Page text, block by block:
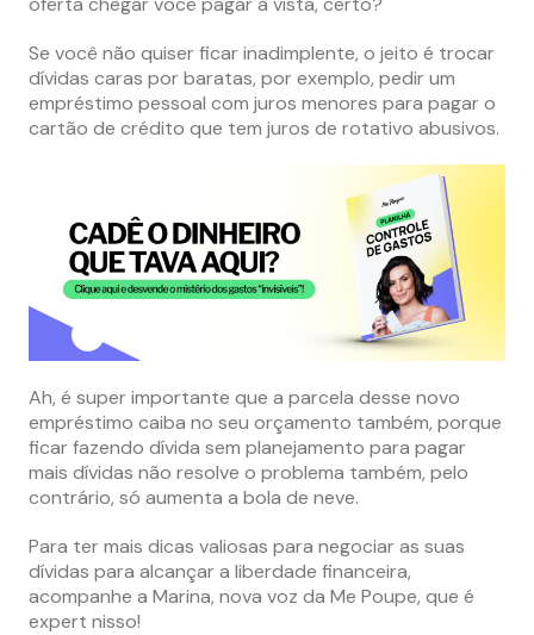
Se você não quiser ficar inadimplente, o jeito é trocar
dívidas caras por baratas, por exemplo, pedir um
empréstimo pessoal com juros menores para pagar o
cartão de crédito que tem juros de rotativo abusivos.
Ah, é super importante que a parcela desse novo
empréstimo caiba no seu orçamento também, porque
ficar fazendo dívida sem planejamento para pagar
mais dívidas não resolve o problema também, pelo
contrário, só aumenta a bola de neve.
Para ter mais dicas valiosas para negociar as suas
dívidas para alcançar a liberdade financeira,
acompanhe a Marina, nova voz da Me Poupe, que é
expert nisso!